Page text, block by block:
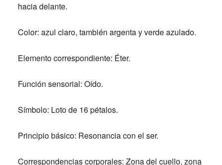
hacia delante.
Color: azul claro, también argenta y verde azulado.
Elemento correspondiente: Éter.
Función sensorial: Oído.
Símbolo: Loto de 16 pétalos.
Principio básico: Resonancia con el ser.
Correspondencias corporales: Zona del cuello, zona